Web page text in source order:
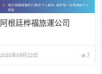
阿根廷桦福旅運公司
2020年09月22日 7